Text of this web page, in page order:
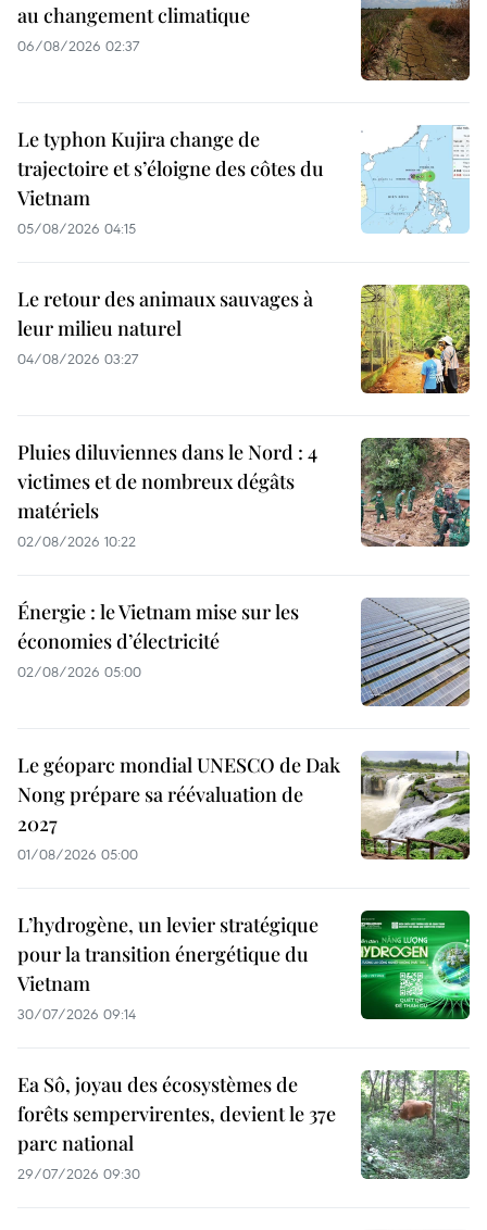
au changement climatique
06/08/2026 02:37
Le typhon Kujira change de
trajectoire et s’éloigne des côtes du
Vietnam
05/08/2026 04:15
Le retour des animaux sauvages à
leur milieu naturel
04/08/2026 03:27
Pluies diluviennes dans le Nord : 4
victimes et de nombreux dégâts
matériels
02/08/2026 10:22
Énergie : le Vietnam mise sur les
économies d’électricité
02/08/2026 05:00
Le géoparc mondial UNESCO de Dak
Nong prépare sa réévaluation de
2027
01/08/2026 05:00
L’hydrogène, un levier stratégique
pour la transition énergétique du
Vietnam
30/07/2026 09:14
Ea Sô, joyau des écosystèmes de
forêts sempervirentes, devient le 37e
parc national
29/07/2026 09:30